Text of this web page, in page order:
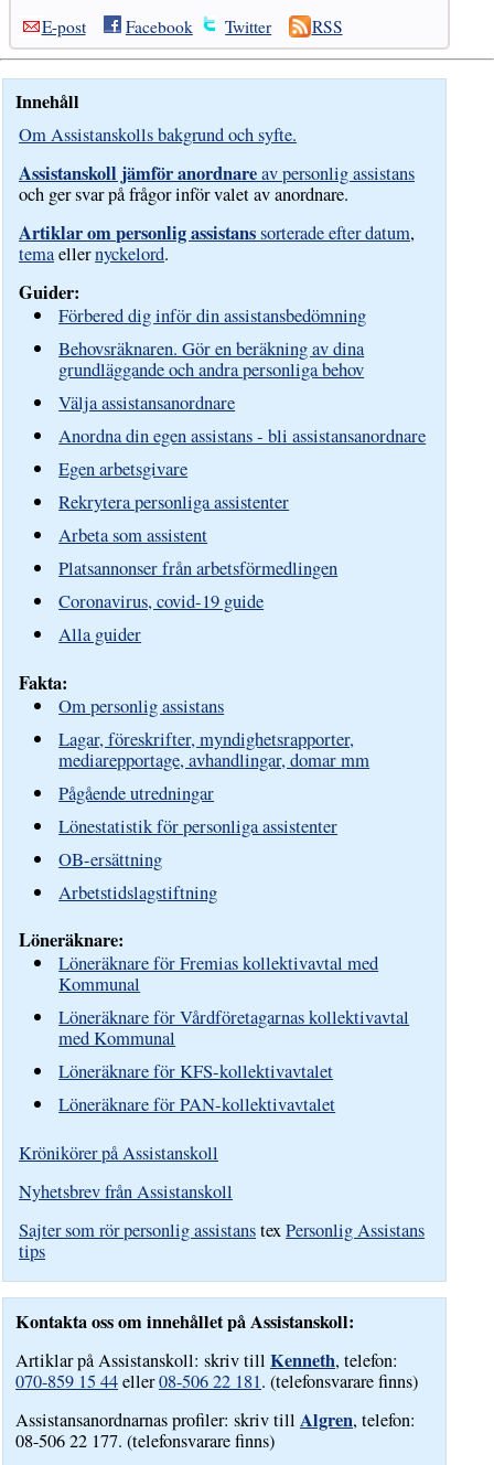
E-post Facebook Twitter RSS
Innehåll
Om Assistanskolls bakgrund och syfte.
Assistanskoll jämför anordnareav personlig assistans
och ger svar på frågor inför valet av anordnare.
Artiklar om personlig assistanssorterade efter datum,
temaellernyckelord.
Guider:
Förbered dig inför din assistansbedömning
Behovsräknaren. Gör en beräkning av dina
grundläggande och andra personliga behov
Välja assistansanordnare
Anordna din egen assistans - bli assistansanordnare
Egen arbetsgivare
Rekrytera personliga assistenter
Arbeta som assistent
Platsannonser från arbetsförmedlingen
Coronavirus, covid-19 guide
Alla guider
Fakta:
Om personlig assistans
Lagar, föreskrifter, myndighetsrapporter,
mediarepportage, avhandlingar, domar mm
Pågående utredningar
Lönestatistik för personliga assistenter
OB-ersättning
Arbetstidslagstiftning
Löneräknare:
Löneräknare för Fremias kollektivavtal med
Kommunal
Löneräknare för Vårdföretagarnas kollektivavtal
med Kommunal
Löneräknare för KFS-kollektivavtalet
Löneräknare för PAN-kollektivavtalet
Krönikörer på Assistanskoll
Nyhetsbrev från Assistanskoll
Sajter som rör personlig assistanstexPersonlig Assistans
tips
Kontakta oss om innehållet på Assistanskoll:
Artiklar på Assistanskoll: skriv tillKenneth, telefon:
070-859 15 44eller08-506 22 181. (telefonsvarare finns)
Assistansanordnarnas profiler: skriv tillAlgren, telefon:
08-506 22 177. (telefonsvarare finns)